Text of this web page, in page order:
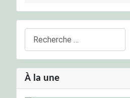
À la une